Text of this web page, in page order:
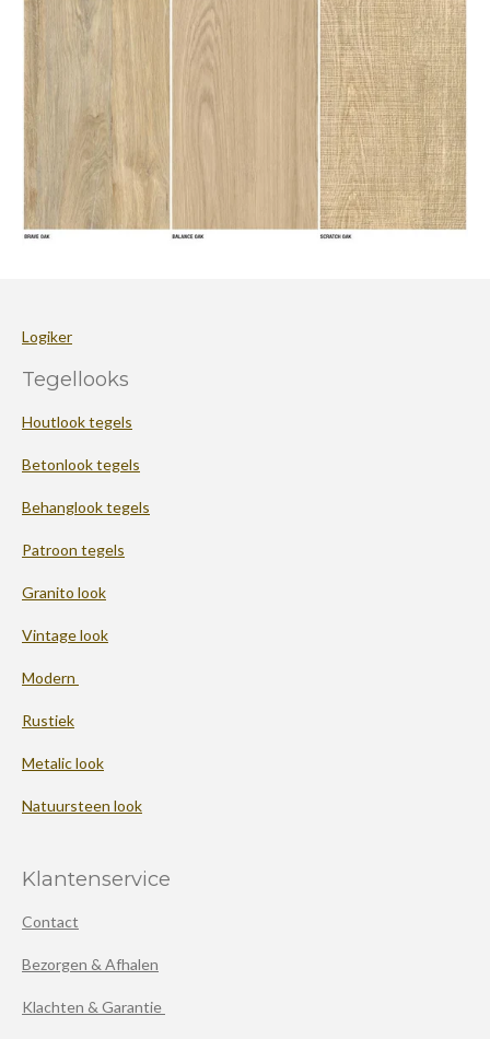
Logiker
Tegellooks
Houtlook tegels
Betonlook tegels
Behanglook tegels
Patroon tegels
Granito look
Vintage look
Modern
Rustiek
Metalic look
Natuursteen look
Klantenservice
Contact
Bezorgen & Afhalen
Klachten & Garantie